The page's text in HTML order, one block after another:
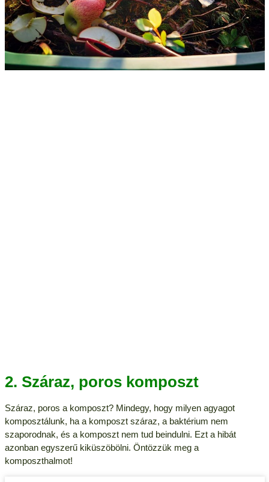
2. Száraz, poros komposzt
Száraz, poros a komposzt? Mindegy, hogy milyen agyagot
komposztálunk, ha a komposzt száraz, a baktérium nem
szaporodnak, és a komposzt nem tud beindulni. Ezt a hibát
azonban egyszerű kiküszöbölni. Öntözzük meg a
komposzthalmot!